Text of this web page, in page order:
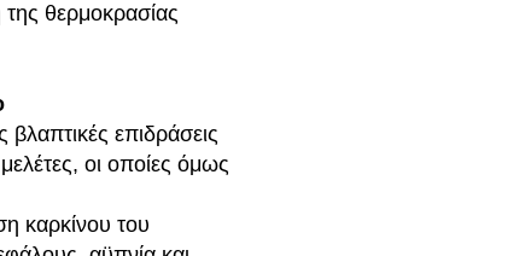
θερμοκρασίας
επιδράσεις
οι οποίες όμως
καρκίνου του